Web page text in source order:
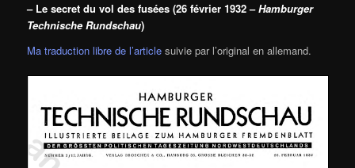
– Le secret du vol des fusées (26 février 1932 –Hamburger
Technische Rundschau)
Ma traduction libre de l’article suivie par l’original en allemand.